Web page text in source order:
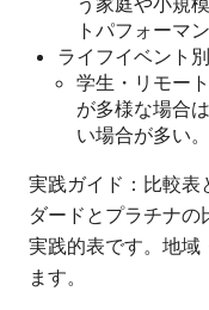
トパフォーマ
ライフイベント
学生・リモー
が多様な場合
い場合が多い。
実践ガイド：比較表
ダードとプラチナ
実践的表です。地域
ます。